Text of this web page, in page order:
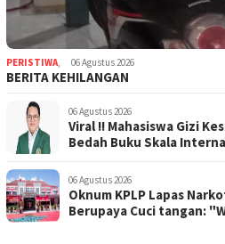
PERISTIWA, 06 Agustus 2026
BERITA KEHILANGAN
06 Agustus 2026
Viral !! Mahasiswa Gizi
Bedah Buku Skala
06 Agustus 2026
Oknum KPLP Lapas
Berupaya Cuci tangan: "WBP Terekam